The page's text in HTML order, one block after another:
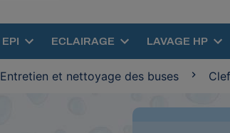
EPI ECLAIRAGE LAVAGE HP
Entretien et nettoyage des buses